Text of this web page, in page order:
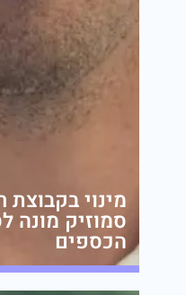
מינוי בקבוצת
סמוזיק מונה
הכספים